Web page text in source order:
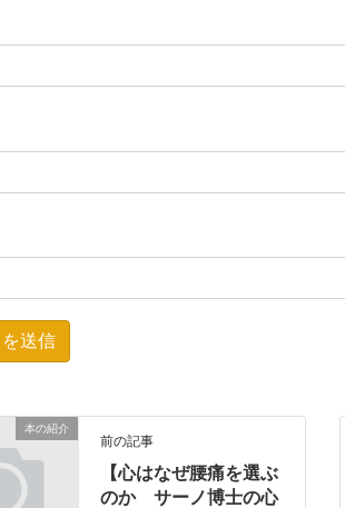
本の紹介
前の記事
【心はなぜ腰痛を選ぶ
のか サーノ博士の心